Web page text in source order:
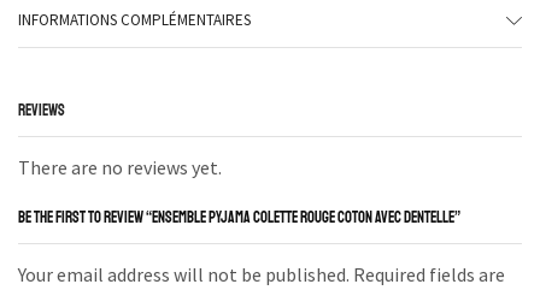
INFORMATIONS COMPLÉMENTAIRES
REVIEWS
There are no reviews yet.
BE THE FIRST TO REVIEW “ENSEMBLE PYJAMA COLETTE ROUGE COTON AVEC DENTELLE”
Your email address will not be published. Required fields are